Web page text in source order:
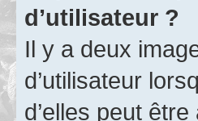
d’utilisateur ?
Il y a deux
d’utilisateur
d’elles peut